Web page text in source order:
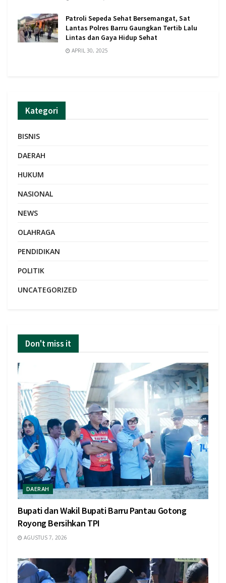
Patroli Sepeda Sehat Bersemangat, Sat
Lantas Polres Barru Gaungkan Tertib Lalu
Lintas dan Gaya Hidup Sehat
APRIL 30, 2025
Kategori
BISNIS
DAERAH
HUKUM
NASIONAL
NEWS
OLAHRAGA
PENDIDIKAN
POLITIK
UNCATEGORIZED
Don't miss it
DAERAH
Bupati dan Wakil Bupati Barru Pantau Gotong
Royong Bersihkan TPI
AGUSTUS 7, 2026